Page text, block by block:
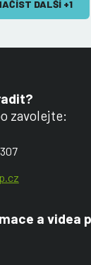
DALŠÍ +1
zavolejte:
a videa